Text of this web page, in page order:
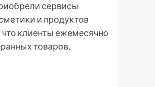
сервисы
и продуктов
что клиенты ежемесячно
товаров,